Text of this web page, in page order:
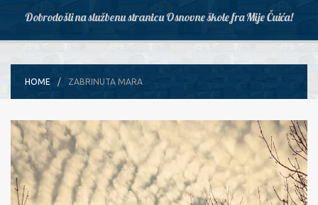
Dobrodošli na službenu stranicu Osnovne škole fra Mije Čuića!
HOME ZABRINUTA MARA